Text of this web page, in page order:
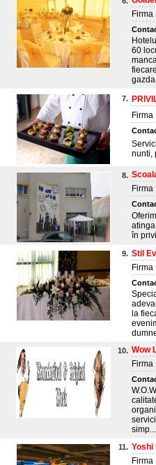
Firma
60
7.
Firma
nunti,
8.
Firma
în
9. Stil
Firma
la
10. Wow
Firma
simp...
11. Yoshi
Firma